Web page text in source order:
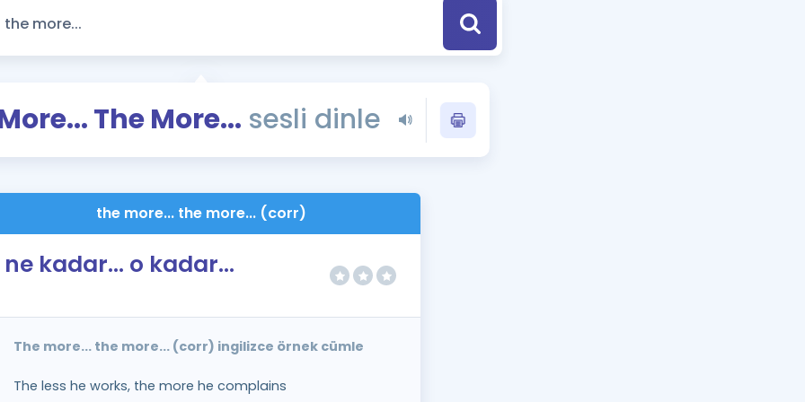
Eğitim ve Kitaplara Özel Fırsatlar
YDS - YÖKDİL Tüm Sınavlarla İlgili Haberler
İngilizce Gramer ve Konu Anlatımı
The More... sesli dinle
the more... the more... (corr)
ne kadar... o kadar...
The more... the more... (corr) ingilizce örnek cümle
The less he works, the more he complains